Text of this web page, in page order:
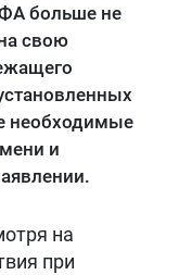
больше не
свою
необходимые
и
на
при